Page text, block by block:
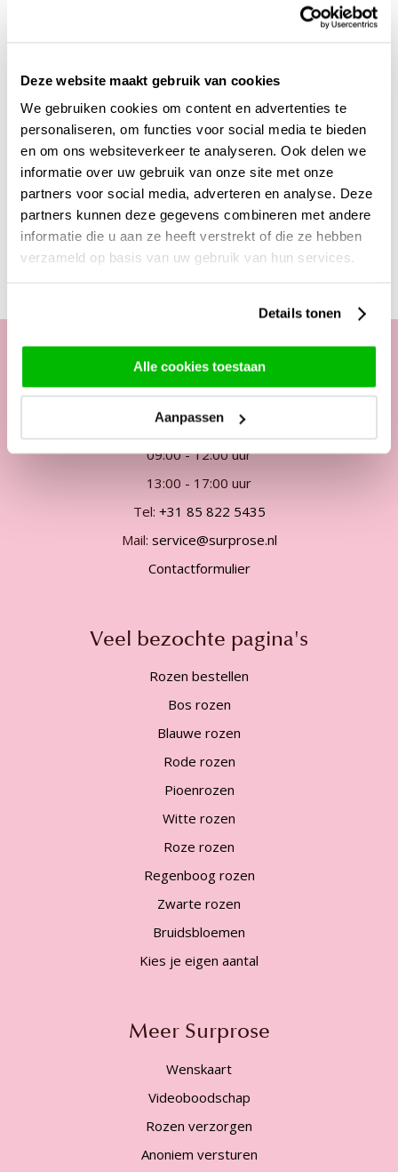
Deze website maakt gebruik van cookies
We gebruiken cookies om content en advertenties te
personaliseren, om functies voor social media te bieden
en om ons websiteverkeer te analyseren. Ook delen we
informatie over uw gebruik van onze site met onze
partners voor social media, adverteren en analyse. Deze
partners kunnen deze gegevens combineren met andere
informatie die u aan ze heeft verstrekt of die ze hebben
verzameld op basis van uw gebruik van hun services.
Details tonen
Alle cookies toestaan
Aanpassen
bevelen wij aan om dit boeket rozen met panicum op een
panicum? Kijk dan even bij deze rozen in boeketten van
rozen in iedere zelf gekozen aantal te bestellen tussen de
10 en 500 stuks. Laat je verrassen en geniet van alle
mogelijkheden van Surprose.
Deze producten zijn wellicht ook interessant
Onze klantenservice
Telefonisch van ma. t/m vrij. van
09:00 - 12:00 uur
13:00 - 17:00 uur
Tel: +31 85 822 5435
Mail: service@surprose.nl
Contactformulier
Veel bezochte pagina's
Rozen bestellen
Bos rozen
Blauwe rozen
Rode rozen
Pioenrozen
Witte rozen
Roze rozen
Regenboog rozen
Zwarte rozen
Bruidsbloemen
Kies je eigen aantal
Meer Surprose
Wenskaart
Videoboodschap
Rozen verzorgen
Anoniem versturen